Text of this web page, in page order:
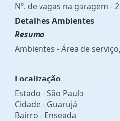
Nº. de vagas na garagem - 2
Detalhes Ambientes
Resumo
Ambientes - Área de
Localização
Estado -São Paulo
Cidade - Guarujá
Bairro - Enseada